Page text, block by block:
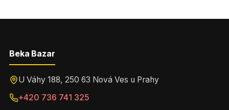
Beka Bazar
U Váhy 188, 250 63 Nová Ves u Prahy
+420 736 741 325